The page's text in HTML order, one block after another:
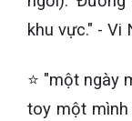
khu vực." - Vi
⭐ "một ngày
toy một mình